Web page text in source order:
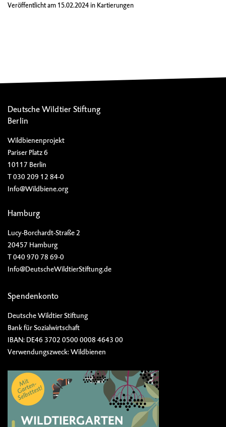
Veröffentlicht am 15.02.2024in Kartierungen
Deutsche Wildtier Stiftung
Berlin
Wildbienenprojekt
Pariser Platz 6
10117 Berlin
T 030 209 12 84-0
Info@Wildbiene.org
Hamburg
Lucy-Borchardt-Straße 2
20457 Hamburg
T 040 970 78 69-0
Info@DeutscheWildtierStiftung.de
Spendenkonto
Deutsche Wildtier Stiftung
Bank für Sozialwirtschaft
IBAN: DE46 3702 0500 0008 4643 00
Verwendungszweck: Wildbienen